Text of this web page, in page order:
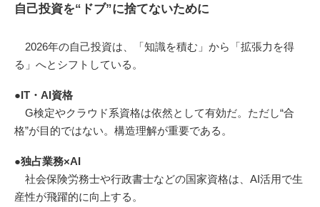
自己投資を“ドブ”に捨てないために
2026年の自己投資は、「知識を積む」から「拡張力を得
る」へとシフトしている。
●IT・AI資格
G検定やクラウド系資格は依然として有効だ。ただし“合
格”が目的ではない。構造理解が重要である。
●独占業務×AI
社会保険労務士や行政書士などの国家資格は、AI活用で生
産性が飛躍的に向上する。